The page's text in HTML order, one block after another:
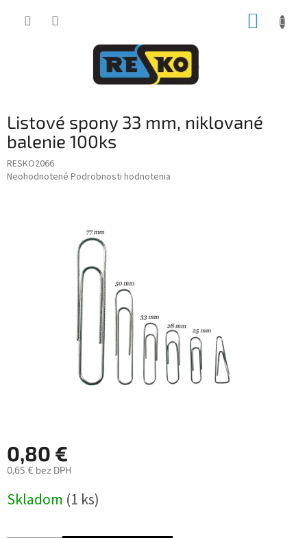
Listové spony 33 mm, niklované
balenie 100ks
RESKO2066
Priemerné
Neohodnotené Podrobnosti hodnotenia
0,80 €
0,65 € bez DPH
cena:
Skladom (1 ks)